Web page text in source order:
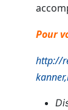
Pour
http://